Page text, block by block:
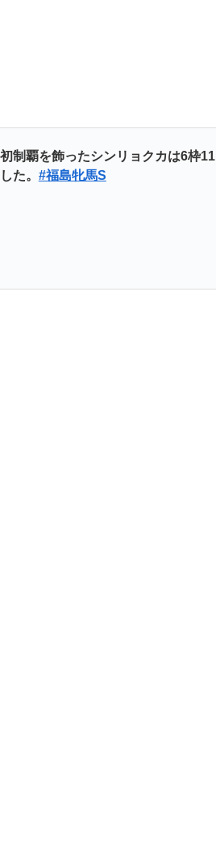
制覇を飾ったシンリョクカは6枠11
た。 #福島牝馬S